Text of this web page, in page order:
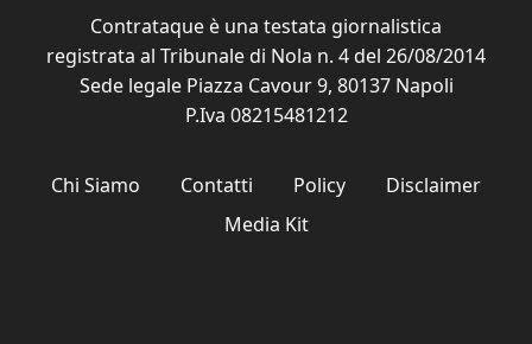
Contrataque è una testata giornalistica
registrata al Tribunale di Nola n. 4 del 26/08/2014
Sede legale Piazza Cavour 9, 80137 Napoli
P.Iva 08215481212
Chi Siamo Contatti Policy
Disclaimer
Media Kit